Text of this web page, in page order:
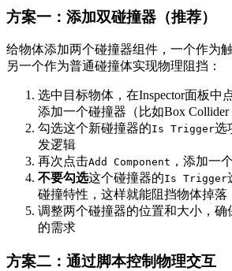
方案一：添加双碰撞器（推荐）
给物体添加两个碰撞器组件，一个作为
另一个作为普通碰撞体实现物理阻挡：
选中目标物体，在Inspector面板中
添加一个碰撞器（比如Box Collider
勾选这个新碰撞器的Is Trigger选
发逻辑
再次点击Add Component ，添加一
不要勾选这个碰撞器的Is Trigger
碰撞特性，这样就能阻挡物体掉落
调整两个碰撞器的位置和大小，确
的需求
方案二：通过脚本控制物理交互